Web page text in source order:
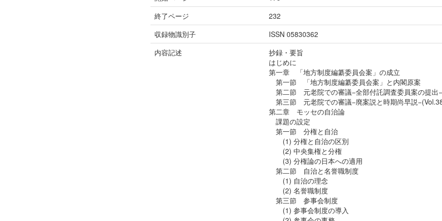
終了ページ
232
収録物識別子
ISSN 05830362
内容記述
抄録・要旨
はじめに
第一章 「地方制度編纂委員会案」の成立
第一節 「地方制度編纂委員会案」と内閣原案
第二節 元老院での審議−全部付託調査委員案の提出−
第三節 元老院での審議−廃案説と時期尚早説
第二章 モッセの自治論
課題の設定
第一節 分権と自治
(1) 分権と自治の区別
(2) 中央集権と分権
(3) 分権論の日本への適用
第二節 自治と名誉職制度
(1) 自治の理念
(2) 名誉職制度
第三節 参事会制度
(1) 参事会制度の導入